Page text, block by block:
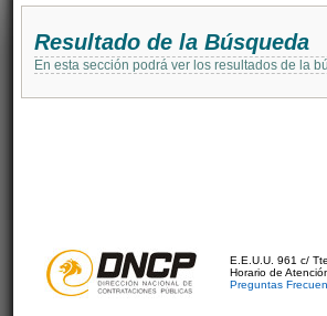
Resultado de la Búsqueda
En esta sección podrá ver los resultados de la
E.E.U.U. 961 c/
Horario de
Preguntas